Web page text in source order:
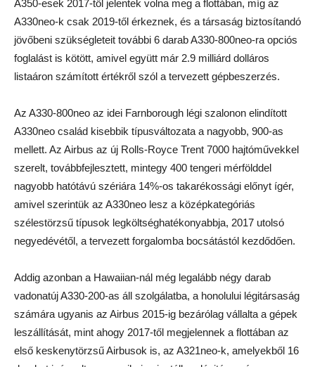
A350-esek 2017-től jelentek volna meg a flottában, míg az
A330neo-k csak 2019-től érkeznek, és a társaság biztosítandó
jövőbeni szükségleteit további 6 darab A330-800neo-ra opciós
foglalást is kötött, amivel együtt már 2.9 milliárd dolláros
listaáron számított értékről szól a tervezett gépbeszerzés.
Az A330-800neo az idei Farnborough légi szalonon elindított
A330neo család kisebbik típusváltozata a nagyobb, 900-as
mellett. Az Airbus az új Rolls-Royce Trent 7000 hajtóművekkel
szerelt, továbbfejlesztett, mintegy 400 tengeri mérfölddel
nagyobb hatótávú szériára 14%-os takarékossági előnyt ígér,
amivel szerintük az A330neo lesz a középkategóriás
szélestörzsű típusok legköltséghatékonyabbja, 2017 utolsó
negyedévétől, a tervezett forgalomba bocsátástól kezdődően.
Addig azonban a Hawaiian-nál még legalább négy darab
vadonatúj A330-200-as áll szolgálatba, a honolului légitársaság
számára ugyanis az Airbus 2015-ig bezárólag vállalta a gépek
leszállítását, mint ahogy 2017-től megjelennek a flottában az
első keskenytörzsű Airbusok is, az A321neo-k, amelyekből 16